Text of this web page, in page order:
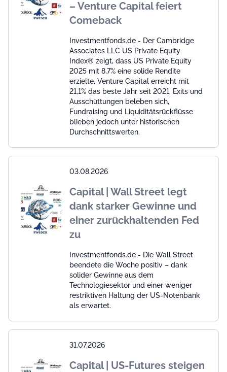
– Venture Capital feiert
Comeback
Investmentfonds.de - Der Cambridge
Associates LLC US Private Equity
Index® zeigt, dass US Private Equity
2025 mit 8,7% eine solide Rendite
erzielte, Venture Capital erreicht mit
21,1% das beste Jahr seit 2021. Exits und
Ausschüttungen beleben sich,
Fundraising und Liquiditätsrückflüsse
blieben jedoch unter historischen
Durchschnittswerten.
03.08.2026
Capital | Wall Street legt
dank starker Gewinne und
einer zurückhaltenden Fed
zu
Investmentfonds.de - Die Wall Street
beendete die Woche positiv – dank
solider Gewinne aus dem
Technologiesektor und einer weniger
restriktiven Haltung der US-Notenbank
als erwartet.
31.07.2026
Capital | US-Futures steigen